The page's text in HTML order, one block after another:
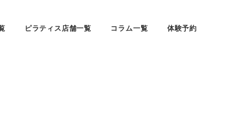
ピラティス店舗一覧 コラム一覧 体験予約